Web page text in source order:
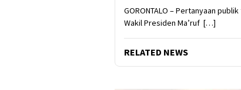
GORONTALO – Pertanyaan
Wakil Presiden Ma’ruf […]
RELATED NEWS